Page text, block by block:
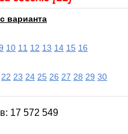
варианта
10 11 12 13 14 15 16
22 23 24 25 26 27 28 29 30
17 572 549